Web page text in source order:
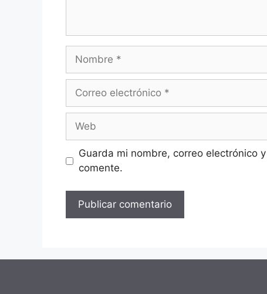
Nombre
Correo
Web
Guarda mi nombre, correo electrónico
comente.